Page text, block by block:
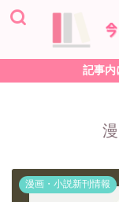
記事内
漫画・小説新刊情報